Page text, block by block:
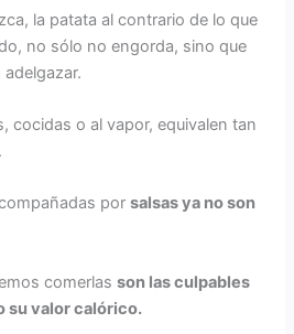
la patata al contrario de lo que
no sólo no engorda, sino que
cocidas o al vapor, equivalen tan
porsalsas ya no son
comerlasson las culpables
su valor calórico.